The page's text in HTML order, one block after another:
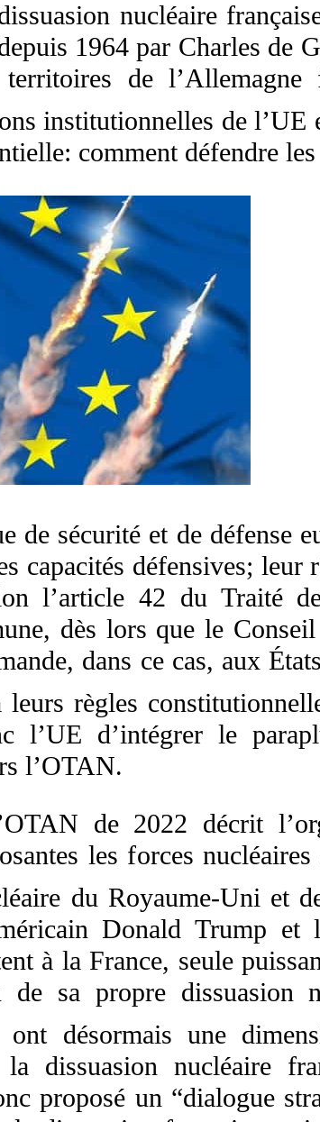
nucléaire
1964 par Charles de
de
institutionnelles de l’UE
comment défendre
de sécurité et de défense
capacités défensives;
l’article 42 du Traité
dès lors que le
dans ce cas, aux
règles
l’UE d’intégrer le
l’OTAN.
de 2022 décrit
les forces
du Royaume-Uni et
Donald Trump et
à la France, seule
de sa propre dissuasion
désormais une
dissuasion nucléaire
proposé un “dialogue